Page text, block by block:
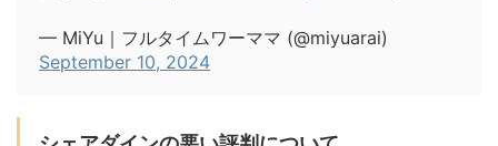
— MiYu｜フルタイムワーママ (@miyuarai)
September 10, 2024